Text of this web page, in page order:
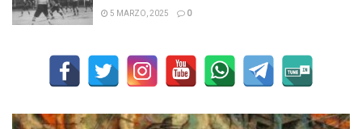
5 MARZO, 2025 0